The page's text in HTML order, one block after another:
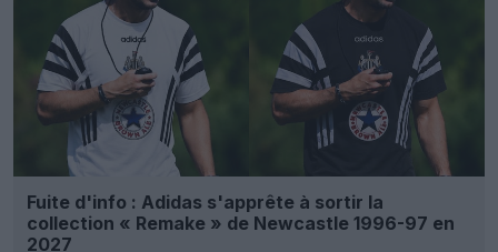
Fuite d'info : Adidas s'apprête à sortir la
collection « Remake » de Newcastle 1996-97 en
2027